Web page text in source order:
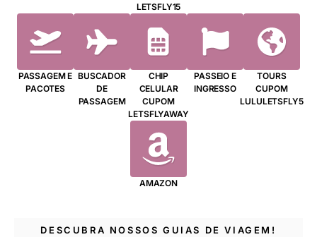
LETSFLY15
PASSAGEM E
PACOTES
BUSCADOR
DE
PASSAGEM
CHIP
CELULAR
CUPOM
LETSFLYAWAY
PASSEIO E
INGRESSO
TOURS
CUPOM
LULULETSFLY5
AMAZON
DESCUBRA NOSSOS GUIAS DE VIAGEM!